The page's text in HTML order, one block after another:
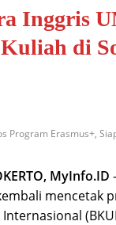
Inggris
di
Program Erasmus+,
MyInfo.ID
mencetak